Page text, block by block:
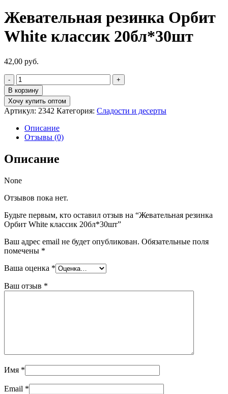
Жевательная резинка Орбит
White классик 20бл*30шт
42,00 руб.
Количество
товара
Жевательная
резинка
Орбит
White
классик
20бл*30шт
В корзину
Хочу купить оптом
Артикул: 2342 Категория: Сладости и десерты
Описание
Отзывы (0)
Описание
None
Отзывов пока нет.
Будьте первым, кто оставил отзыв на “Жевательная резинка
Орбит White классик 20бл*30шт”
Ваш адрес email не будет опубликован. Обязательные поля
помечены *
Ваша оценка *
Ваш отзыв *
Имя *
Email *